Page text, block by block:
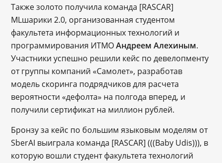
Также золото получила команда [RASCAR]
MLшарики 2.0, организованная студентом
факультета информационных технологий и
программирования ИТМОАндреем Алехиным.
Участники успешно решили кейс по девелопменту
от группы компаний «Самолет», разработав
модель скоринга подрядчиков для расчета
вероятности «дефолта» на полгода вперед, и
получили сертификат на миллион рублей.
Бронзу за кейс по большим языковым моделям от
SberAI выиграла команда [RASCAR] (((Baby Udis))), в
которую вошли студент факультета технологий